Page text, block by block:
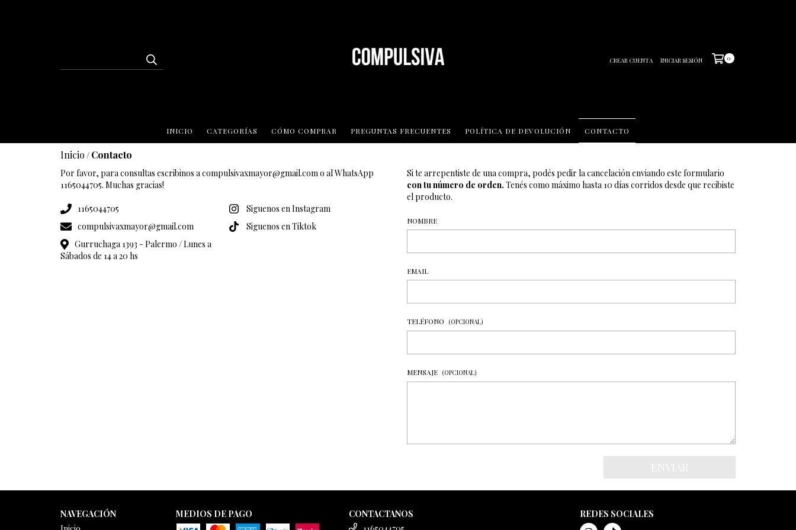
CREAR CUENTA INICIAR SESIÓN 0
INICIO CATEGORÍAS CÓMO COMPRAR PREGUNTAS FRECUENTES POLÍTICA DE DEVOLUCIÓN CONTACTO
Inicio / Contacto
Por favor, para consultas escribinos acompulsivaxmayor@gmail.como al WhatsApp
1165044705. Muchas gracias!
1165044705
compulsivaxmayor@gmail.com
Gurruchaga 1393 - Palermo / Lunes a
Sábados de 14 a 20 hs
Siguenos en Instagram
Siguenos en Tiktok
Si te arrepentiste de una compra, podés pedir la cancelación enviando este formulario
con tu número de orden. Tenés como máximo hasta 10 días corridos desde que recibiste
el producto.
NOMBRE
EMAIL
TELÉFONO (OPCIONAL)
MENSAJE (OPCIONAL)
NAVEGACIÓN
MEDIOS DE PAGO
CONTACTANOS
REDES SOCIALES